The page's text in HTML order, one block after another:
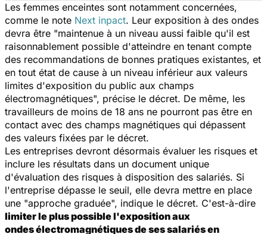
Les femmes enceintes sont notamment concernées,
comme le note Next inpact. Leur exposition à des ondes
devra être "maintenue à un niveau aussi faible qu'il est
raisonnablement possible d'atteindre en tenant compte
des recommandations de bonnes pratiques existantes, et
en tout état de cause à un niveau inférieur aux valeurs
limites d'exposition du public aux champs
électromagnétiques", précise le décret. De même, les
travailleurs de moins de 18 ans ne pourront pas être en
contact avec des champs magnétiques qui dépassent
des valeurs fixées par le décret.
Les entreprises devront désormais évaluer les risques et
inclure les résultats dans un document unique
d'évaluation des risques à disposition des salariés. Si
l'entreprise dépasse le seuil, elle devra mettre en place
une "approche graduée", indique le décret. C'est-à-dire
limiter le plus possible l'exposition aux
ondes électromagnétiques de ses salariés en